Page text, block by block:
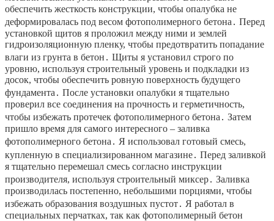
обеспечить жесткость конструкции, чтобы опалубка не
деформировалась под весом фотополимерного бетона․ Перед
установкой щитов я проложил между ними и землей
гидроизоляционную пленку, чтобы предотвратить попадание
влаги из грунта в бетон․ Щиты я установил строго по
уровню, используя строительный уровень и подкладки из
досок, чтобы обеспечить ровную поверхность будущего
фундамента․ После установки опалубки я тщательно
проверил все соединения на прочность и герметичность,
чтобы избежать протечек фотополимерного бетона․ Затем
пришло время для самого интересного – заливка
фотополимерного бетона․ Я использовал готовый смесь,
купленную в специализированном магазине․ Перед заливкой
я тщательно перемешал смесь согласно инструкции
производителя, используя строительный миксер․ Заливка
производилась постепенно, небольшими порциями, чтобы
избежать образования воздушных пустот․ Я работал в
специальных перчатках, так как фотополимерный бетон